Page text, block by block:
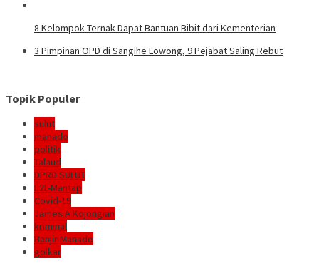
8 Kelompok Ternak Dapat Bantuan Bibit dari Kementerian
3 Pimpinan OPD di Sangihe Lowong, 9 Pejabat Saling Rebut
Topik Populer
sulut
manado
politik
Talaud
DPRD SULUT
E2L-Mantap
Covid-19
James A Kojongian
kriminal
Banjir Manado
golkar